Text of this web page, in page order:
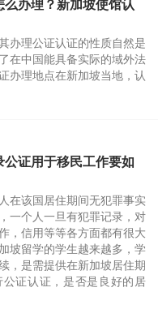
办理？新加坡使馆认
办理公证认证的性质自然是
在中国能具备实际的域外法
办理地点在新加坡当地，认
证用于移民工作要如
在该国居住期间无犯罪事实
一个人一旦有犯罪记录，对
，信用等等各方面都有很大
坡留学的学生越来越多，学
，是需提供在新加坡居住期
证认证，是否是良好的居